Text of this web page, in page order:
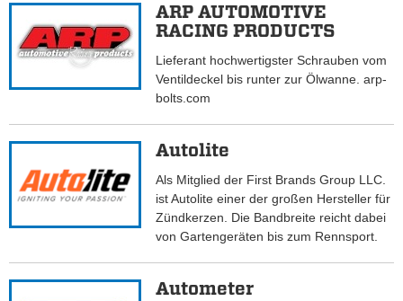
ARP AUTOMOTIVE
RACING PRODUCTS
Lieferant hochwertigster Schrauben vom
Ventildeckel bis runter zur Ölwanne. arp-
bolts.com
Autolite
Als Mitglied der First Brands Group LLC.
ist Autolite einer der großen Hersteller für
Zündkerzen. Die Bandbreite reicht dabei
von Gartengeräten bis zum Rennsport.
Autometer